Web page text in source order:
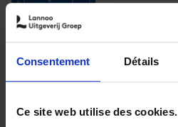
Consentement Détails
Ce site web utilise des cookies.
€29,99